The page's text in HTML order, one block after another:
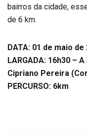
bairros da cidade,
de 6 km.
DATA: 01 de maio de
LARGADA: 16h30 –
Cipriano Pereira
PERCURSO: 6km